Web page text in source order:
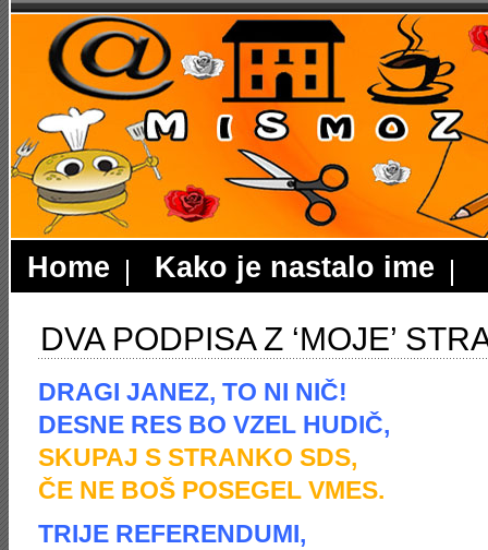
Home Kako je nastalo ime
DVA PODPISA Z ‘MOJE’
DRAGI JANEZ, TO NI NIČ!
DESNE RES BO VZEL HUDIČ,
SKUPAJ S STRANKO SDS,
ČE NE BOŠ POSEGEL VMES.
TRIJE REFERENDUMI,